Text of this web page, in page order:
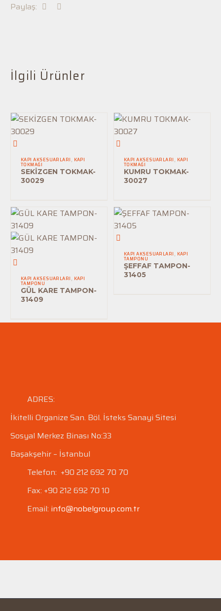
Paylaş:
İlgili Ürünler
SEKİZGEN
TOKMAK-
30029
KAPI AKSESUARLARI , KAPI
TOKMAĞI
SEKİZGEN TOKMAK-
30029
KUMRU
TOKMAK-
30027
KAPI AKSESUARLARI , KAPI
TOKMAĞI
KUMRU TOKMAK-
30027
GÜL
KARE
TAMPON-
31409
KAPI AKSESUARLARI , KAPI
TAMPONU
GÜL KARE TAMPON-
31409
ŞEFFAF
TAMPON-
31405
KAPI AKSESUARLARI , KAPI
TAMPONU
ŞEFFAF TAMPON-
31405
ADRES:
İkitelli Organize San. Böl. İsteks Sanayi Sitesi
Sosyal Merkez Binası No:33
Başakşehir – İstanbul
Telefon: +90 212 692 70 70
Fax: +90 212 692 70 10
Email: info@nobelgroup.com.tr